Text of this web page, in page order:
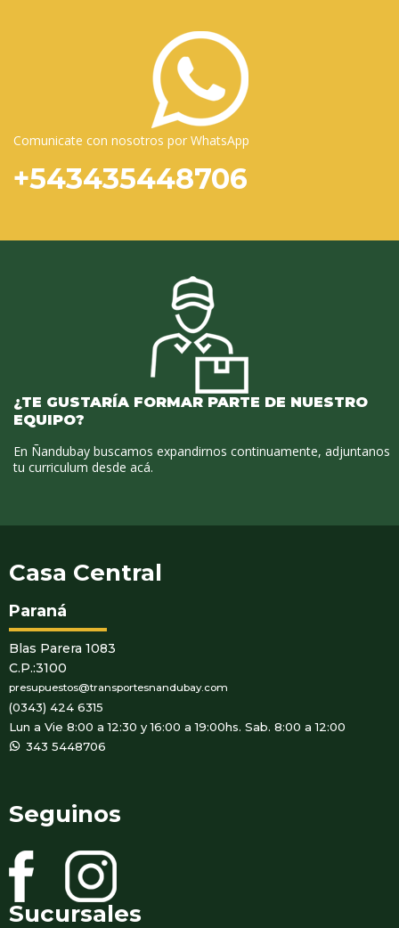
Comunicate con nosotros por WhatsApp
+543435448706
¿TE GUSTARÍA FORMAR PARTE DE NUESTRO
EQUIPO?
En Ñandubay buscamos expandirnos continuamente, adjuntanos
tu curriculum desde acá.
Casa Central
Paraná
Blas Parera 1083
C.P.:3100
presupuestos@transportesnandubay.com
(0343) 424 6315
Lun a Vie 8:00 a 12:30 y 16:00 a 19:00hs. Sab. 8:00 a 12:00
WhatsApp
343 5448706
Seguinos
Sucursales